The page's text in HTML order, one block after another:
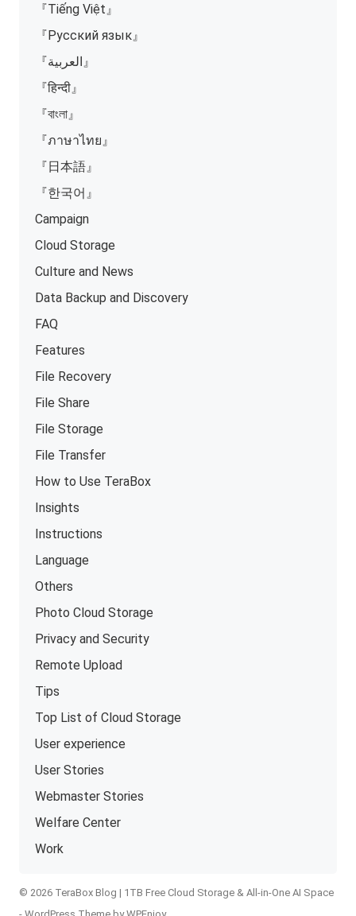
『Tiếng Việt』
『Русский язык』
『العربية』
『हिन्दी』
『বাংলা』
『ภาษาไทย』
『日本語』
『한국어』
Campaign
Cloud Storage
Culture and News
Data Backup and Discovery
FAQ
Features
File Recovery
File Share
File Storage
File Transfer
How to Use TeraBox
Insights
Instructions
Language
Others
Photo Cloud Storage
Privacy and Security
Remote Upload
Tips
Top List of Cloud Storage
User experience
User Stories
Webmaster Stories
Welfare Center
Work
© 2026 TeraBox Blog | 1TB Free Cloud Storage & All-in-One AI Space